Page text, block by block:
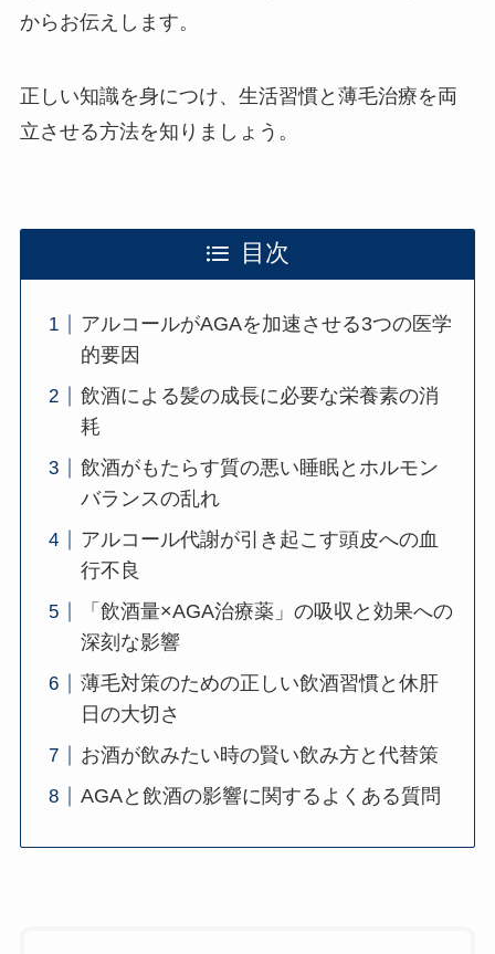
からお伝えします。
正しい知識を身につけ、生活習慣と薄毛治療を両
立させる方法を知りましょう。
目次
アルコールがAGAを加速させる3つの医学
的要因
飲酒による髪の成長に必要な栄養素の消
耗
飲酒がもたらす質の悪い睡眠とホルモン
バランスの乱れ
アルコール代謝が引き起こす頭皮への血
行不良
「飲酒量×AGA治療薬」の吸収と効果への
深刻な影響
薄毛対策のための正しい飲酒習慣と休肝
日の大切さ
お酒が飲みたい時の賢い飲み方と代替策
AGAと飲酒の影響に関するよくある質問